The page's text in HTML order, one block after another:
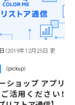
（2019年12月25日 更
（pickup）
ショップ アプリ
活用ください！